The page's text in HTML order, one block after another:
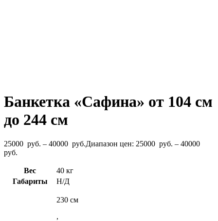
Банкетка «Сафина» от 104 см
до 244 см
25000 руб. – 40000 руб.Диапазон цен: 25000 руб. – 40000
руб.
Вес
40 кг
Габариты
Н/Д
230 см
,